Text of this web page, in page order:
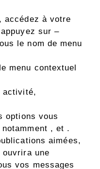
accédez à votre
sur –
le nom de menu
menu contextuel
activité,
options vous
, et .
aimées,
une
vos messages